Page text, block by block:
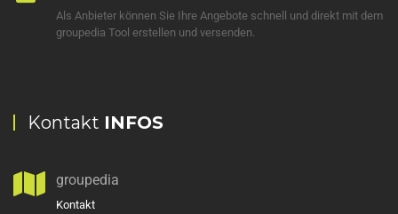
Als Anbieter können Sie Ihre Angebote schnell und direkt mit dem
groupedia Tool erstellen und versenden.
Kontakt INFOS
groupedia
Kontakt